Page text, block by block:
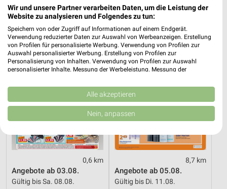
NORMA
0,6 km
Angebote ab 03.08.
Gültig bis Sa. 08.08.
Action
8,7 km
Angebote ab 05.08.
Gültig bis Di. 11.08.
Wir und unsere Partner verarbeiten Daten, um die Leistung der
Website zu analysieren und Folgendes zu tun:
Speichern von oder Zugriff auf Informationen auf einem Endgerät.
Verwendung reduzierter Daten zur Auswahl von Werbeanzeigen. Erstellung
von Profilen für personalisierte Werbung. Verwendung von Profilen zur
Auswahl personalisierter Werbung. Erstellung von Profilen zur
Personalisierung von Inhalten. Verwendung von Profilen zur Auswahl
personalisierter Inhalte. Messung der Werbeleistung. Messung der
Kombinationen von Daten aus verschiedenen Quellen. Entwicklung und
Verbesserung der Angebote. Verwendung reduzierter Daten zur Auswahl
von Inhalten.
Daten können außerhalb der Europäischen Union weitergegeben und in die
Website/App.
Partnerliste anzeigen (1 IAB-Anbieter)
Wir nutzen Ihre Daten für folgende Zwecke:
IAB-Verarbeitungszwecke:
Alle akzeptieren
Nein, anpassen